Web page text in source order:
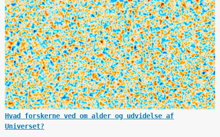
Hvad forskerne ved om alder og udvidelse af
Universet?